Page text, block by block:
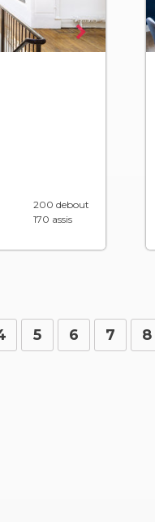
200 debout
170 assis
5 6 7 8